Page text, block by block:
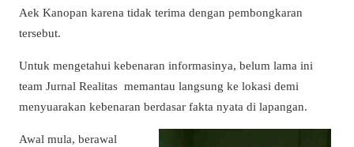
Aek Kanopan karena tidak terima dengan pembongkaran
tersebut.
Untuk mengetahui kebenaran informasinya, belum lama ini
team Jurnal Realitas memantau langsung ke lokasi demi
menyuarakan kebenaran berdasar fakta nyata di lapangan.
Awal mula, berawal